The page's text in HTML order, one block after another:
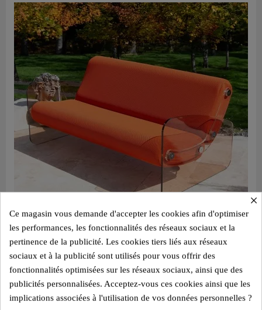
Aperçu rapide
3.350,00 €
Add to cart
×
Ce magasin vous demande d'accepter les cookies afin d'optimiser
les performances, les fonctionnalités des réseaux sociaux et la
pertinence de la publicité. Les cookies tiers liés aux réseaux
sociaux et à la publicité sont utilisés pour vous offrir des
fonctionnalités optimisées sur les réseaux sociaux, ainsi que des
publicités personnalisées. Acceptez-vous ces cookies ainsi que les
implications associées à l'utilisation de vos données personnelles ?